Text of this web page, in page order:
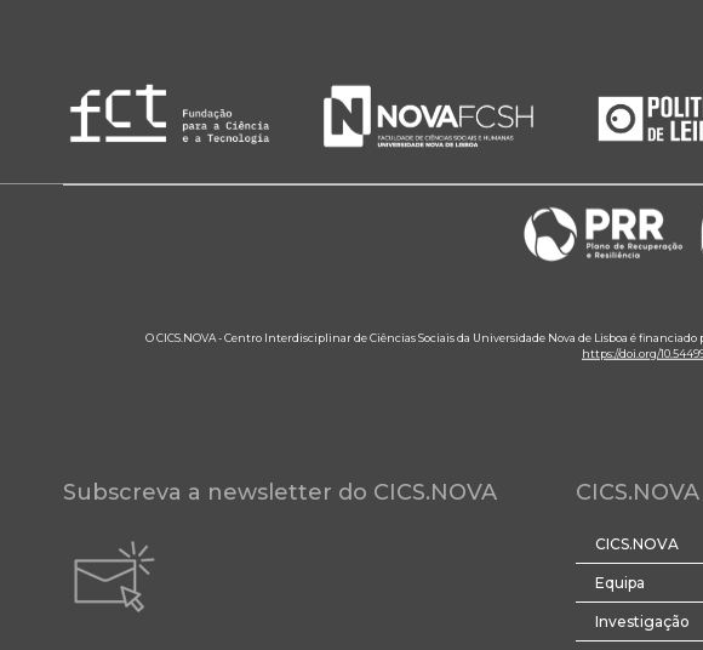
O CICS.NOVA - Centro Interdisciplinar de Ciências Sociais da Universidade Nova de Lisboa é
https://doi.org/
Subscreva a newsletter do CICS.NOVA CICS.NOVA
CICS.NOVA
Equipa
Investigação